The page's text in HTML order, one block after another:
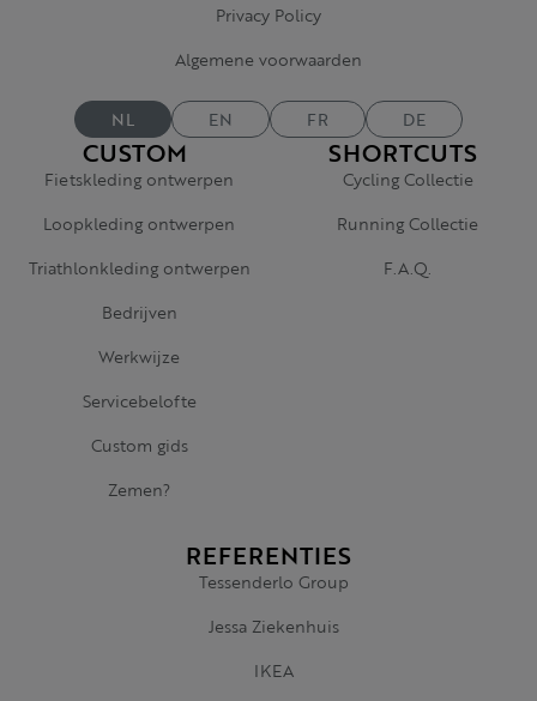
CUSTOM
Fietskleding ontwerpen
Loopkleding ontwerpen
Triathlonkleding ontwerpen
Bedrijven
Werkwijze
Servicebelofte
Custom gids
Zemen?
SHORTCUTS
Cycling Collectie
Running Collectie
F.A.Q.
REFERENTIES
Tessenderlo Group
Jessa Ziekenhuis
IKEA
Privacy Policy
Algemene voorwaarden
NL EN FR DE